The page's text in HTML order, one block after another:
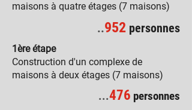
maisons à quatre étages (7 maisons)
..952 personnes
1ère étape
Construction d'un complexe de
maisons à deux étages (7 maisons)
...476 personnes